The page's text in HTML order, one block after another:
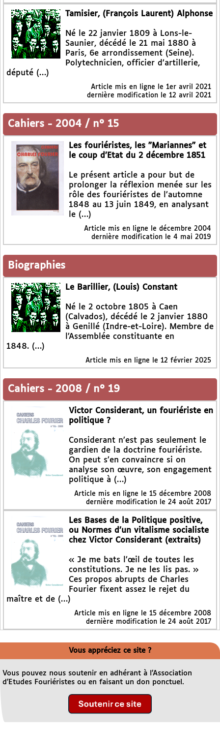
Tamisier, (François Laurent) Alphonse
Né le 22 janvier 1809 à Lons-le-
Saunier, décédé le 21 mai 1880 à
Paris, 6e arrondissement (Seine).
Polytechnicien, officier d’artillerie,
député (…)
Article mis en ligne le 1er avril 2021
dernière modification le 12 avril 2021
Cahiers - 2004 / n° 15
Les fouriéristes, les "Mariannes" et
le coup d’Etat du 2 décembre 1851
Le présent article a pour but de
prolonger la réflexion menée sur les
rôle des fouriéristes de l’automne
1848 au 13 juin 1849, en analysant
le (…)
Article mis en ligne le décembre 2004
dernière modification le 4 mai 2019
Biographies
Le Barillier, (Louis) Constant
Né le 2 octobre 1805 à Caen
(Calvados), décédé le 2 janvier 1880
à Genillé (Indre-et-Loire). Membre de
l’Assemblée constituante en
1848. (…)
Article mis en ligne le 12 février 2025
Cahiers - 2008 / n° 19
Victor Considerant, un fouriériste en
politique ?
Considerant n’est pas seulement le
gardien de la doctrine fouriériste.
On peut s’en convaincre si on
analyse son œuvre, son engagement
politique à (…)
Article mis en ligne le 15 décembre 2008
dernière modification le 24 août 2017
Les Bases de la Politique positive,
ou Normes d’un vitalisme socialiste
chez Victor Considerant (extraits)
« Je me bats l’œil de toutes les
constitutions. Je ne les lis pas. »
Ces propos abrupts de Charles
Fourier fixent assez le rejet du
maître et de (…)
Article mis en ligne le 15 décembre 2008
dernière modification le 24 août 2017
Vous appréciez ce site ?
Vous pouvez nous soutenir en adhérant à l’Association
d’Etudes Fouriéristes ou en faisant un don ponctuel.